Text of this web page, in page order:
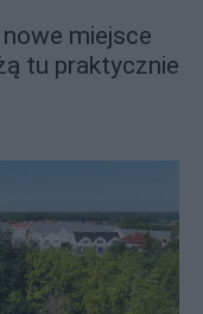
miejsce
tu praktycznie